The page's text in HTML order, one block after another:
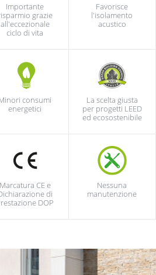
Importante
grazie
all'eccezionale
ciclo di vita
Favorisce
l'isolamento
acustico
consumi
energetici
La scelta giusta
per progetti LEED
ed ecosostenibile
Marcatura CE e
di
DOP
Nessuna
manutenzione